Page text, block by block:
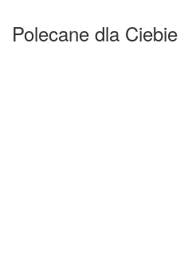
Polecane dla Ciebie